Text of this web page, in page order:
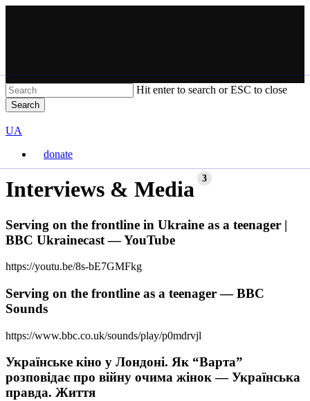
Hit enter to search or ESC to close
Search
Search
Перемкнути
сайту
UA
donate
Interviews & Media 3
Serving on the frontline in Ukraine as a teenager |
BBC Ukrainecast — YouTube
https://youtu.be/8s-bE7GMFkg
Serving on the frontline as a teenager — BBC
Sounds
https://www.bbc.co.uk/sounds/play/p0mdrvjl
Українське кіно у Лондоні. Як “Варта”
розповідає про війну очима жінок — Українська
правда. Життя